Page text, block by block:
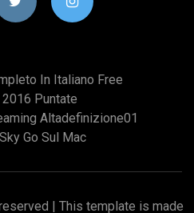
In Italiano Free
Puntate
Altadefinizione01
Go Sul Mac
| This template is made